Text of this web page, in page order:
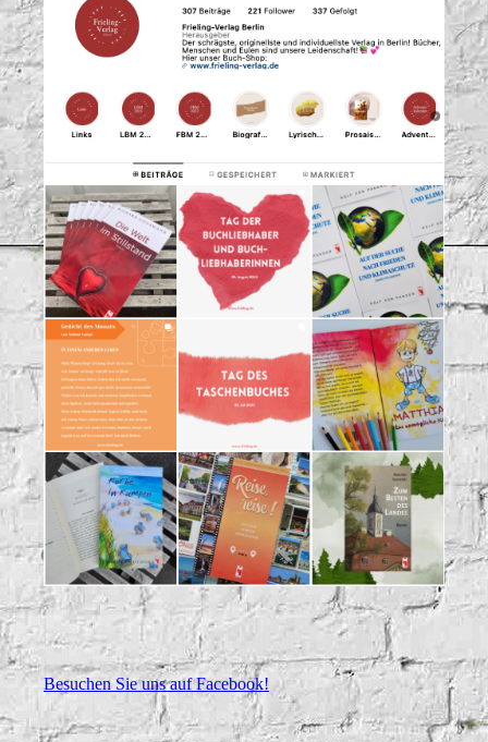
Besuchen Sie uns auf Facebook!